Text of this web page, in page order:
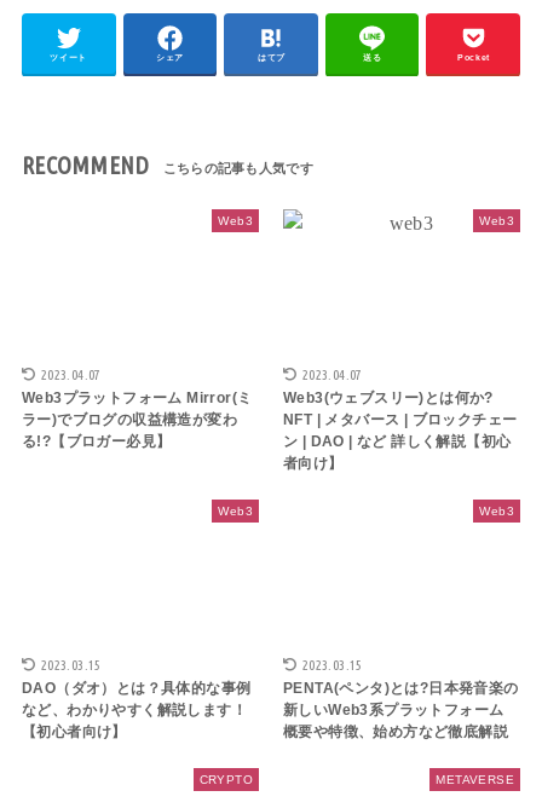
ツイート シェア はてブ 送る Pocket
RECOMMEND
Web3
2023.04.07
Web3プラットフォーム Mirror(ミ
ラー)でブログの収益構造が変わ
る!?【ブロガー必見】
Web3
2023.04.07
Web3(ウェブスリー)とは何か?
NFT | メタバース | ブロックチェー
ン | DAO | など 詳しく解説【初心
者向け】
Web3
2023.03.15
DAO（ダオ）とは？具体的な事例
など、わかりやすく解説します！
【初心者向け】
Web3
2023.03.15
PENTA(ペンタ)とは?日本発音楽の
新しいWeb3系プラットフォーム
概要や特徴、始め方など徹底解説
CRYPTO METAVERSE